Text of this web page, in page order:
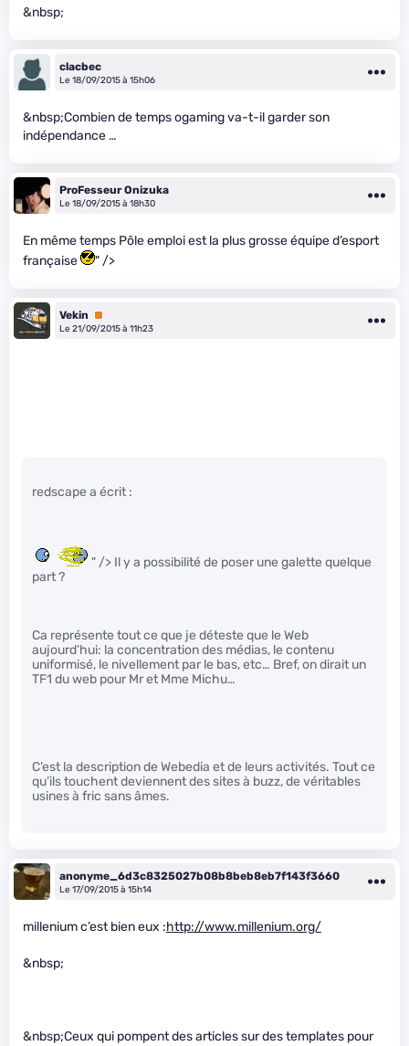
&nbsp;
clacbec
Le 18/09/2015 à 15h06
&nbsp;Combien de temps ogaming va-t-il garder son
indépendance …
ProFesseur Onizuka
Le 18/09/2015 à 18h30
En même temps Pôle emploi est la plus grosse équipe d’esport
française
" />
Vekin
Premium
Le 21/09/2015 à 11h23
redscape a écrit :
" /> Il y a possibilité de poser une galette quelque
part ?
Ca représente tout ce que je déteste que le Web
aujourd’hui: la concentration des médias, le contenu
uniformisé, le nivellement par le bas, etc… Bref, on dirait un
TF1 du web pour Mr et Mme Michu…
C’est la description de Webedia et de leurs activités. Tout ce
qu’ils touchent deviennent des sites à buzz, de véritables
usines à fric sans âmes.
anonyme_6d3c8325027b08b8beb8eb7f143f3660
Le 17/09/2015 à 15h14
millenium c’est bien eux :http://www.millenium.org/
&nbsp;
&nbsp;Ceux qui pompent des articles sur des templates pour